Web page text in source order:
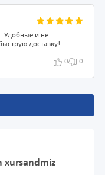
Удобные и не
доставку!
0 0
xursandmiz